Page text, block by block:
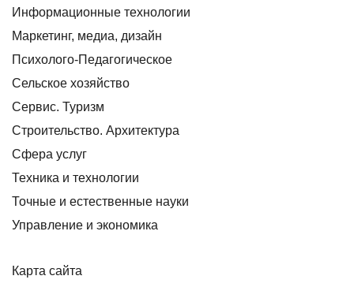
Информационные технологии
Маркетинг, медиа, дизайн
Психолого-Педагогическое
Сельское хозяйство
Сервис. Туризм
Строительство. Архитектура
Сфера услуг
Техника и технологии
Точные и естественные науки
Управление и экономика
Карта сайта